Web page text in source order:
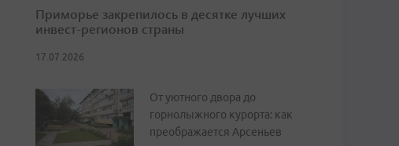
Приморье закрепилось в десятке лучших
инвест-регионов страны
17.07.2026
От уютного двора до
горнолыжного курорта: как
преображается Арсеньев